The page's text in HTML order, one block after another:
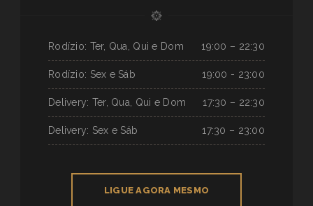
Rodízio: Ter, Qua, Qui e Dom 19:00 – 22:30
Rodízio: Sex e Sáb 19:00 - 23:00
Delivery: Ter, Qua, Qui e Dom 17:30 – 22:30
Delivery: Sex e Sáb 17:30 – 23:00
LIGUE AGORA MESMO